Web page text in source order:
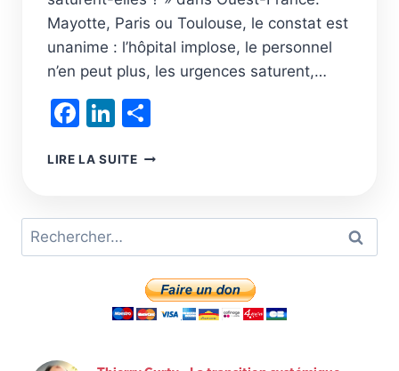
Mayotte, Paris ou Toulouse, le constat est
unanime : l’hôpital implose, le personnel
n’en peut plus, les urgences saturent,…
Facebook
LinkedIn
LIRE LA SUITEDE
DE
POINTE
EN
Rechercher :